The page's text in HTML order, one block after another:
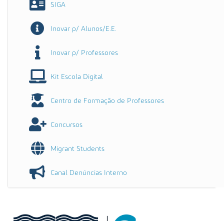
SIGA
Inovar p/ Alunos/E.E.
Inovar p/ Professores
Kit Escola Digital
Centro de Formação de Professores
Concursos
Migrant Students
Canal Denúncias Interno